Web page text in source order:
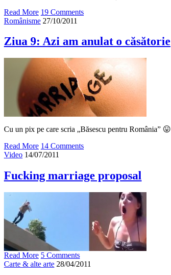
Read More 19 Comments
Românisme 27/10/2011
Ziua 9: Azi am anulat o căsătorie
Cu un pix pe care scria „Băsescu pentru România” 😛
Read More 14 Comments
Video 14/07/2011
Fucking marriage proposal
Read More 5 Comments
Carte & alte arte 28/04/2011